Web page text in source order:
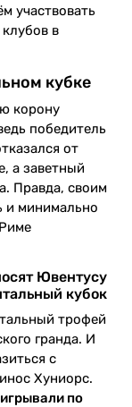
участвовать
в
кубке
корону
победитель
от
а заветный
Правда, своим
и минимально
Ювентусу
кубок
трофей
гранда. И
с
Хуниорс.
по